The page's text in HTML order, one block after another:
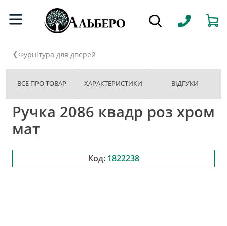
Фурнітура для дверей
ВСЕ ПРО ТОВАР ХАРАКТЕРИСТИКИ ВІДГУКИ
Ручка 2086 квадр роз хром
мат
Код: 1822238